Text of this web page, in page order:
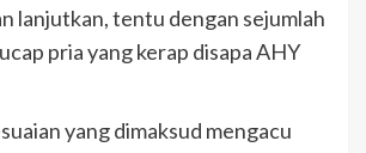
lanjutkan, tentu dengan sejumlah
pria yang kerap disapa AHY
yang dimaksud mengacu